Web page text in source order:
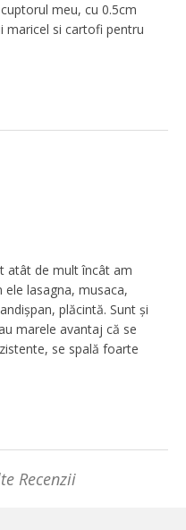
meu, cu 0.5cm
maricel si cartofi pentru
atât de mult încât am
lasagna, musaca,
plăcintă. Sunt și
marele avantaj că se
se spală foarte
Recenzii